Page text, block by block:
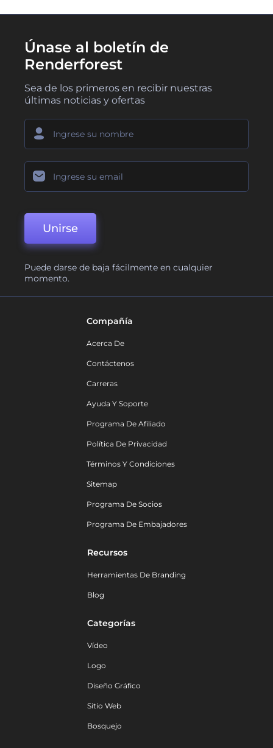
Únase al boletín de
Renderforest
Sea de los primeros en recibir nuestras
últimas noticias y ofertas
Unirse
Puede darse de baja fácilmente en cualquier
momento.
Compañía
Acerca De
Contáctenos
Carreras
Ayuda Y Soporte
Programa De Afiliado
Política De Privacidad
Términos Y Condiciones
Sitemap
Programa De Socios
Programa De Embajadores
Recursos
Herramientas De Branding
Blog
Categorías
Vídeo
Logo
Diseño Gráfico
Sitio Web
Bosquejo